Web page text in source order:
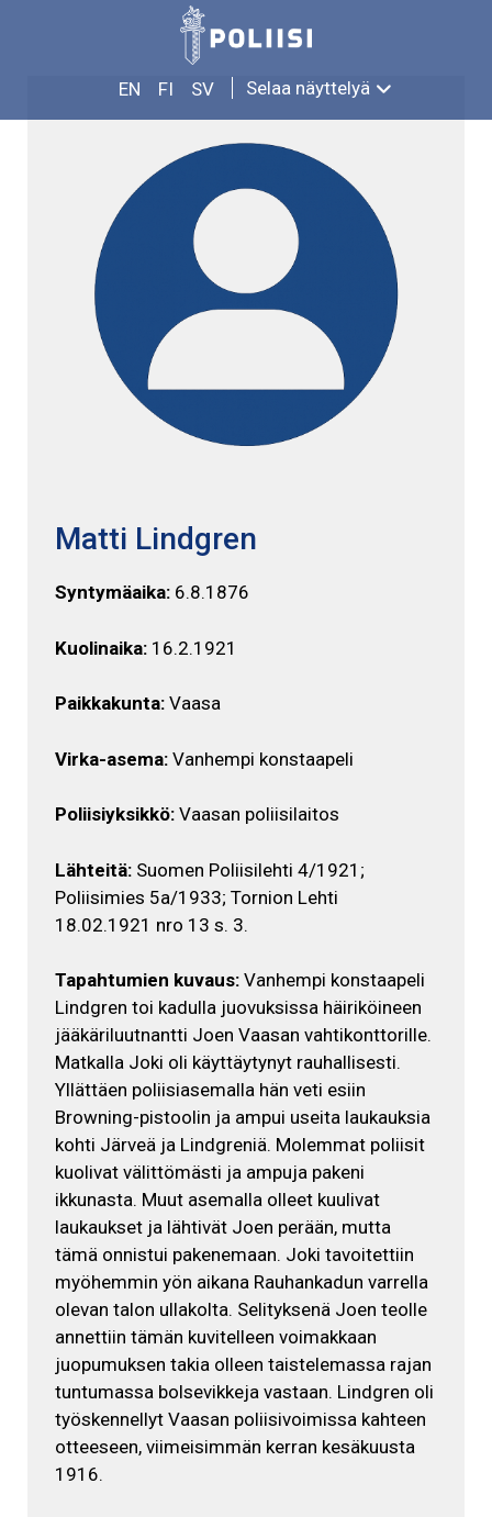
EN FI SV Selaa näyttelyä
MATTI LINDGREN
Matti Lindgren
Syntymäaika: 6.8.1876
Kuolinaika: 16.2.1921
Paikkakunta: Vaasa
Virka-asema: Vanhempi konstaapeli
Poliisiyksikkö: Vaasan poliisilaitos
Lähteitä: Suomen Poliisilehti 4/1921;
Poliisimies 5a/1933; Tornion Lehti
18.02.1921 nro 13 s. 3.
Tapahtumien kuvaus: Vanhempi konstaapeli
Lindgren toi kadulla juovuksissa häiriköineen
jääkäriluutnantti Joen Vaasan vahtikonttorille.
Matkalla Joki oli käyttäytynyt rauhallisesti.
Yllättäen poliisiasemalla hän veti esiin
Browning-pistoolin ja ampui useita laukauksia
kohti Järveä ja Lindgreniä. Molemmat poliisit
kuolivat välittömästi ja ampuja pakeni
ikkunasta. Muut asemalla olleet kuulivat
laukaukset ja lähtivät Joen perään, mutta
tämä onnistui pakenemaan. Joki tavoitettiin
myöhemmin yön aikana Rauhankadun varrella
olevan talon ullakolta. Selityksenä Joen teolle
annettiin tämän kuvitelleen voimakkaan
juopumuksen takia olleen taistelemassa rajan
tuntumassa bolsevikkeja vastaan. Lindgren oli
työskennellyt Vaasan poliisivoimissa kahteen
otteeseen, viimeisimmän kerran kesäkuusta
1916.